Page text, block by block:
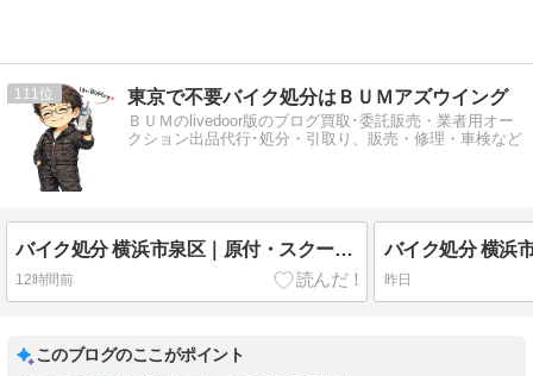
111 東京で不要バイク処分はＢＵＭアズウイング
ＢＵＭのlivedoor版のブログ買取･委託販売・業者用オー
クション出品代行･処分・引取り、販売・修理・車検など
バイク処分 横浜市泉区｜原付・スクーター即回収【バイク回収ホンポBUM】令和８年版
12時間前 昨日
このブログのここがポイント